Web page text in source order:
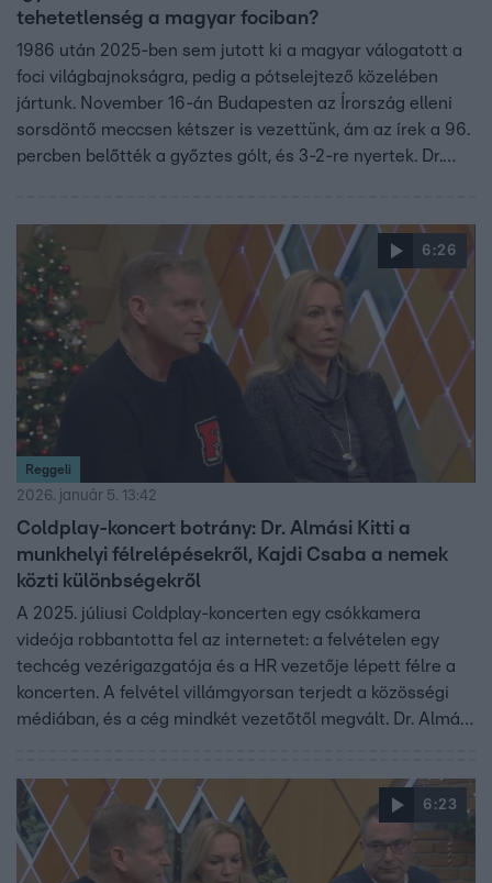
tehetetlenség a magyar fociban?
1986 után 2025-ben sem jutott ki a magyar válogatott a
foci világbajnokságra, pedig a pótselejtező közelében
jártunk. November 16-án Budapesten az Írország elleni
sorsdöntő meccsen kétszer is vezettünk, ám az írek a 96.
percben belőtték a győztes gólt, és 3-2-re nyertek. Dr.
Zoltán hozzátette: „a remény a vereség első jele”, ami
sokat elárul a mentalitásról. A VB-álom így újabb négy
évet várat magára.
6:26
Reggeli
2026. január 5. 13:42
Coldplay-koncert botrány: Dr. Almási Kitti a
munkhelyi félrelépésekről, Kajdi Csaba a nemek
közti különbségekről
A 2025. júliusi Coldplay-koncerten egy csókkamera
videója robbantotta fel az internetet: a felvételen egy
techcég vezérigazgatója és a HR vezetője lépett félre a
koncerten. A felvétel villámgyorsan terjedt a közösségi
médiában, és a cég mindkét vezetőtől megvált. Dr. Almási
érzés mennyire felerősíti a botrányt. Kajdi Csaba pedig
felháborodott azon, hogy a nő sokkal keményebb
kiritkákat kapott, mint a férfi.
6:23